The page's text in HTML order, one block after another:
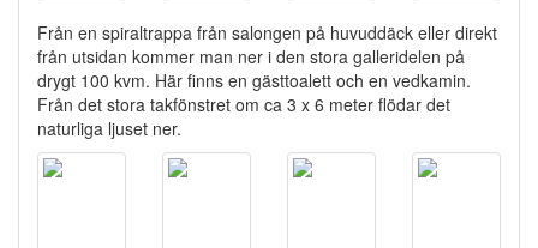
Från en spiraltrappa från salongen på huvuddäck eller direkt
från utsidan kommer man ner i den stora galleridelen på
drygt 100 kvm. Här finns en gästtoalett och en vedkamin.
Från det stora takfönstret om ca 3 x 6 meter flödar det
naturliga ljuset ner.